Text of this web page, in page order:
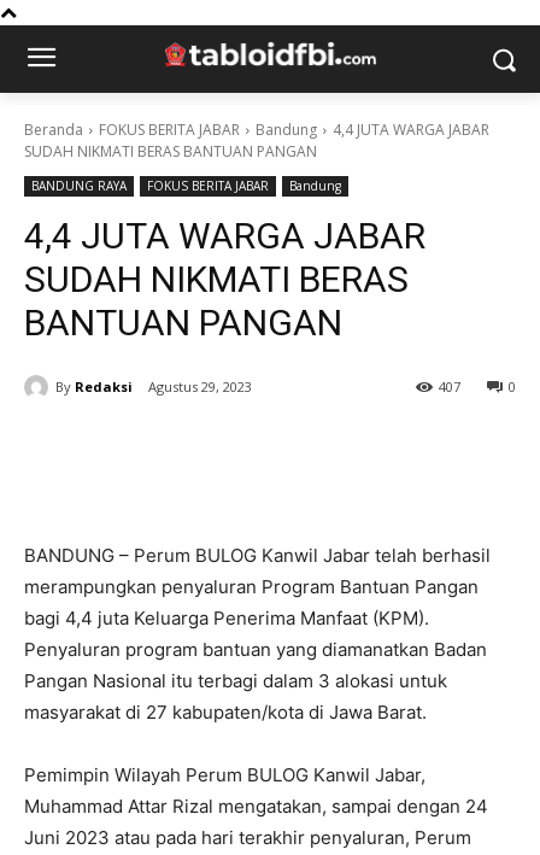
Beranda FOKUS BERITA JABAR Bandung
4,4 JUTA WARGA JABAR
SUDAH NIKMATI BERAS BANTUAN PANGAN
BANDUNG RAYA FOKUS BERITA JABAR Bandung
4,4 JUTA WARGA JABAR
SUDAH NIKMATI BERAS
BANTUAN PANGAN
By Redaksi Agustus 29, 2023 0
407
BANDUNG – Perum BULOG Kanwil Jabar telah berhasil
merampungkan penyaluran Program Bantuan Pangan
bagi 4,4 juta Keluarga Penerima Manfaat (KPM).
Penyaluran program bantuan yang diamanatkan Badan
Pangan Nasional itu terbagi dalam 3 alokasi untuk
masyarakat di 27 kabupaten/kota di Jawa Barat.
Pemimpin Wilayah Perum BULOG Kanwil Jabar,
Muhammad Attar Rizal mengatakan, sampai dengan 24
Juni 2023 atau pada hari terakhir penyaluran, Perum